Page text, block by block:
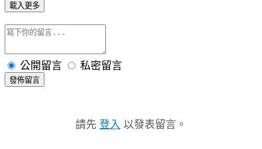
載入更多
公開留言 私密留言
發佈留言
請先 登入 以發表留言。